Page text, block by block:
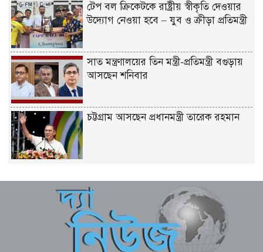
টেপ বল ক্রিকেটকে রাষ্ট্রীয় স্বীকৃতি দেওয়ার
উদ্যোগ নেওয়া হবে – যুব ও ক্রীড়া প্রতিমন্ত্রী
সাত মন্ত্রণালয়ের তিন মন্ত্রী-প্রতিমন্ত্রী বগুড়ায়
আসছেন শনিবার
চট্টগ্রাম আসছেন প্রধানমন্ত্রী তারেক রহমান
বাবার ভবিষ্যৎ স্বপ্নের সমাধি
জুলাই আন্দোলনের ত্যাগকে চূড়ান্ত পর্যায়ে
নিয়ে যেতে হবে – তথ্যমন্ত্রী